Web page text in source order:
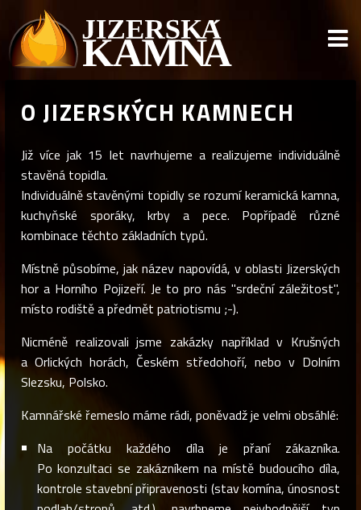
O JIZERSKÝCH KAMNECH
Již více jak 15 let navrhujeme a realizujeme individuálně
stavěná topidla.
Individuálně stavěnými topidly se rozumí keramická kamna,
kuchyňské sporáky, krby a pece. Popřípadě různé
kombinace těchto základních typů.
Místně působíme, jak název napovídá, v oblasti Jizerských
hor a Horního Pojizeří. Je to pro nás "srdeční záležitost",
místo rodiště a předmět patriotismu ;-).
Nicméně realizovali jsme zakázky například v Krušných
a Orlických horách, Českém středohoří, nebo v Dolním
Slezsku, Polsko.
Kamnářské řemeslo máme rádi, poněvadž je velmi obsáhlé:
Na počátku každého díla je přaní zákazníka.
Po konzultaci se zakázníkem na místě budoucího díla,
kontrole stavební připravenosti (stav komína, únosnost